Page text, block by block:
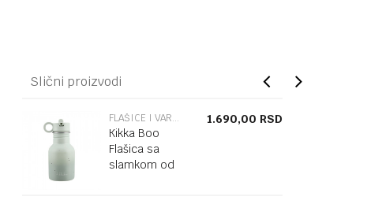
Slični proizvodi
FLAŠICE I VARALICE
Kikka Boo
Flašica sa
slamkom od
1.690,00 RSD